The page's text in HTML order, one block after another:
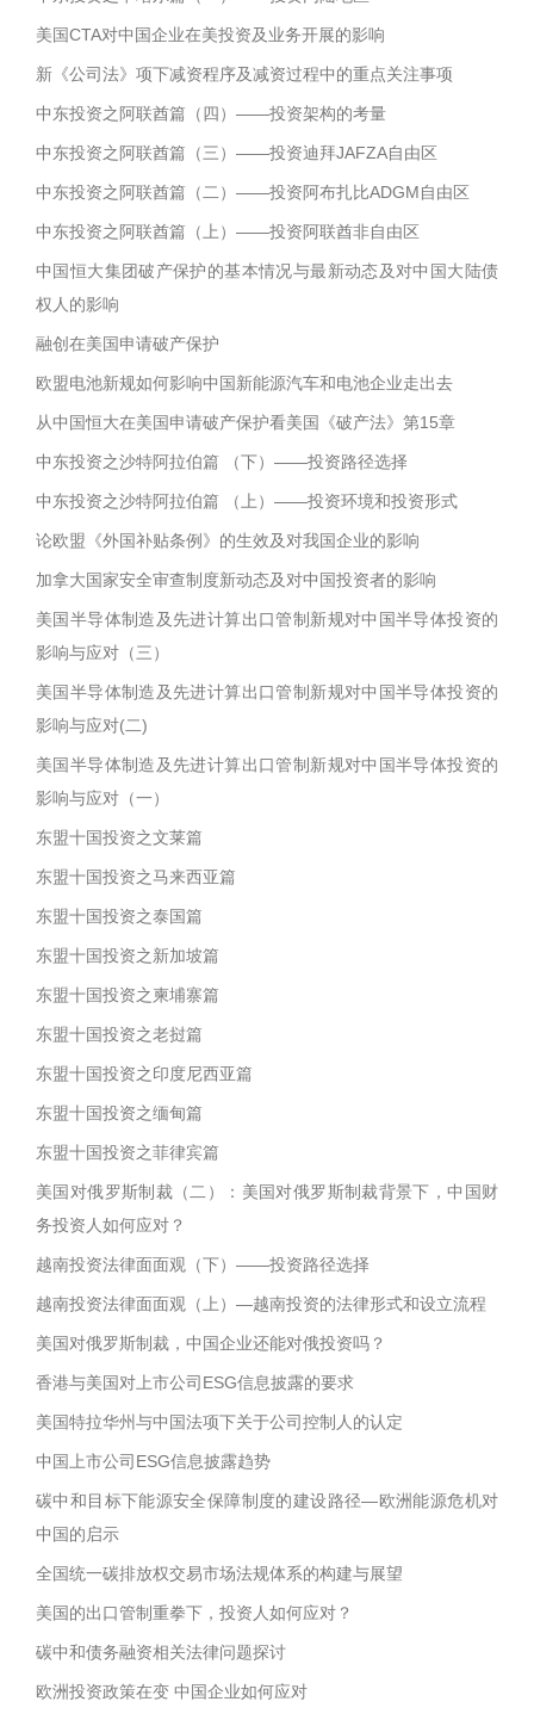
美国CTA对中国企业在美投资及业务开展的影响
新《公司法》项下减资程序及减资过程中的重点关注事项
中东投资之阿联酋篇（四）——投资架构的考量
中东投资之阿联酋篇（三）——投资迪拜JAFZA自由区
中东投资之阿联酋篇（二）——投资阿布扎比ADGM自由区
中东投资之阿联酋篇（上）——投资阿联酋非自由区
中国恒大集团破产保护的基本情况与最新动态及对中国大陆债
权人的影响
融创在美国申请破产保护
欧盟电池新规如何影响中国新能源汽车和电池企业走出去
从中国恒大在美国申请破产保护看美国《破产法》第15章
中东投资之沙特阿拉伯篇 （下）——投资路径选择
中东投资之沙特阿拉伯篇 （上）——投资环境和投资形式
论欧盟《外国补贴条例》的生效及对我国企业的影响
加拿大国家安全审查制度新动态及对中国投资者的影响
美国半导体制造及先进计算出口管制新规对中国半导体投资的
影响与应对（三）
美国半导体制造及先进计算出口管制新规对中国半导体投资的
影响与应对(二)
美国半导体制造及先进计算出口管制新规对中国半导体投资的
影响与应对（一）
东盟十国投资之文莱篇
东盟十国投资之马来西亚篇
东盟十国投资之泰国篇
东盟十国投资之新加坡篇
东盟十国投资之柬埔寨篇
东盟十国投资之老挝篇
东盟十国投资之印度尼西亚篇
东盟十国投资之缅甸篇
东盟十国投资之菲律宾篇
美国对俄罗斯制裁（二）：美国对俄罗斯制裁背景下，中国财
务投资人如何应对？
越南投资法律面面观（下）——投资路径选择
越南投资法律面面观（上）—越南投资的法律形式和设立流程
美国对俄罗斯制裁，中国企业还能对俄投资吗？
香港与美国对上市公司ESG信息披露的要求
美国特拉华州与中国法项下关于公司控制人的认定
中国上市公司ESG信息披露趋势
碳中和目标下能源安全保障制度的建设路径—欧洲能源危机对
中国的启示
全国统一碳排放权交易市场法规体系的构建与展望
美国的出口管制重拳下，投资人如何应对？
碳中和债务融资相关法律问题探讨
欧洲投资政策在变 中国企业如何应对